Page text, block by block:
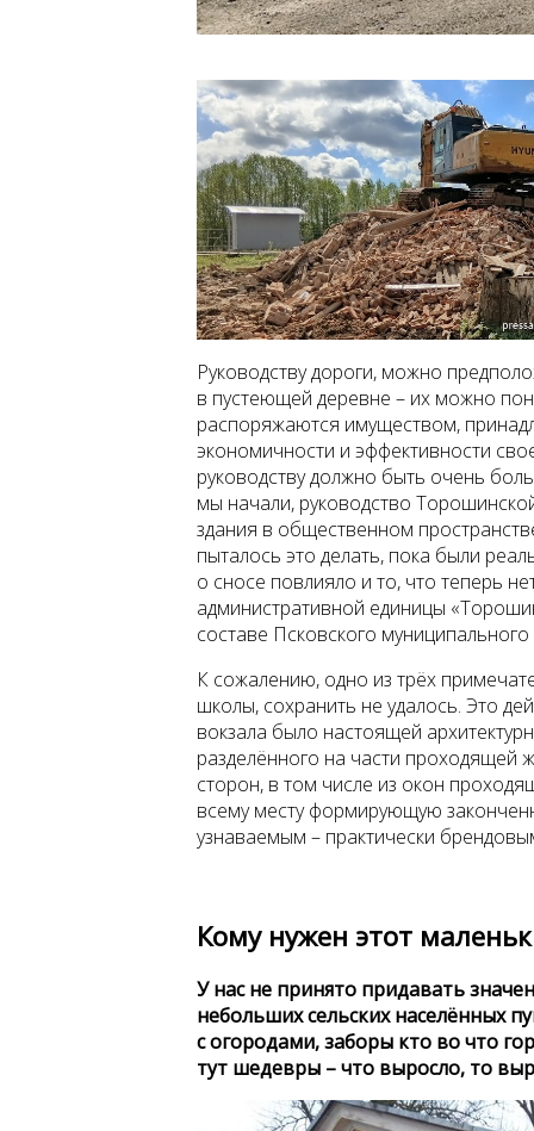
Руководству дороги, можно
в пустеющей деревне – их можно
распоряжаются имуществом,
экономичности и эффективности
руководству должно быть очень
мы начали, руководство
здания в общественном
пыталось это делать, пока были
о сносе повлияло и то, что теперь
административной единицы
составе Псковского муниципального
К сожалению, одно из трёх
школы, сохранить не удалось. Это
вокзала было настоящей
разделённого на части проходящей
сторон, в том числе из окон
всему месту формирующую
узнаваемым – практически
Кому нужен этот
У нас не принято придавать
небольших сельских населённых
с огородами, заборы кто во что
тут шедевры – что выросло, то